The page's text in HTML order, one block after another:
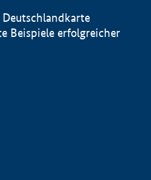
Beispiele erfolgreicher